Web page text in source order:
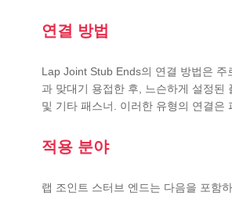
연결 방법
Lap Joint Stub Ends의 연결 방법은
과 맞대기 용접한 후, 느슨하게 설정된
및 기타 패스너. 이러한 유형의 연결은
적용 분야
랩 조인트 스터브 엔드는 다음을 포함